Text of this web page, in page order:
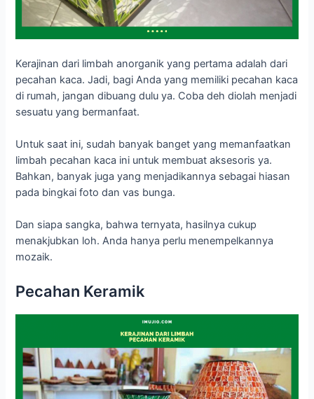
Kerajinan dari limbah anorganik yang pertama adalah dari
pecahan kaca. Jadi, bagi Anda yang memiliki pecahan kaca
di rumah, jangan dibuang dulu ya. Coba deh diolah menjadi
sesuatu yang bermanfaat.
Untuk saat ini, sudah banyak banget yang memanfaatkan
limbah pecahan kaca ini untuk membuat aksesoris ya.
Bahkan, banyak juga yang menjadikannya sebagai hiasan
pada bingkai foto dan vas bunga.
Dan siapa sangka, bahwa ternyata, hasilnya cukup
menakjubkan loh. Anda hanya perlu menempelkannya
mozaik.
Pecahan Keramik